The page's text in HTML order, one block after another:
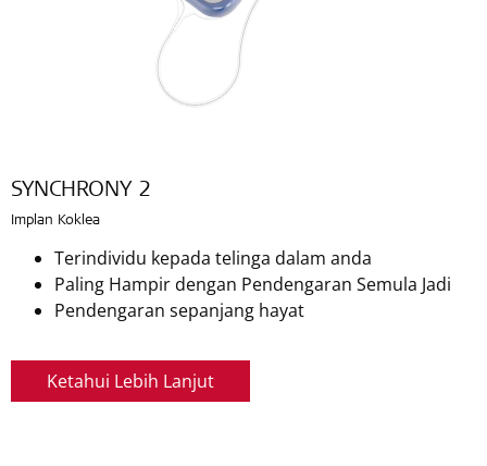
SYNCHRONY 2
Implan Koklea
Terindividu kepada telinga dalam anda
Paling Hampir dengan Pendengaran Semula Jadi
Pendengaran sepanjang hayat
Ketahui Lebih Lanjut